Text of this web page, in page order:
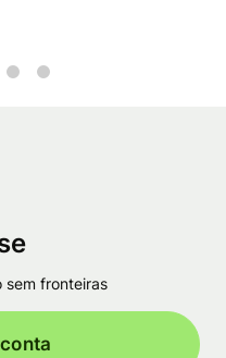
sem fronteiras